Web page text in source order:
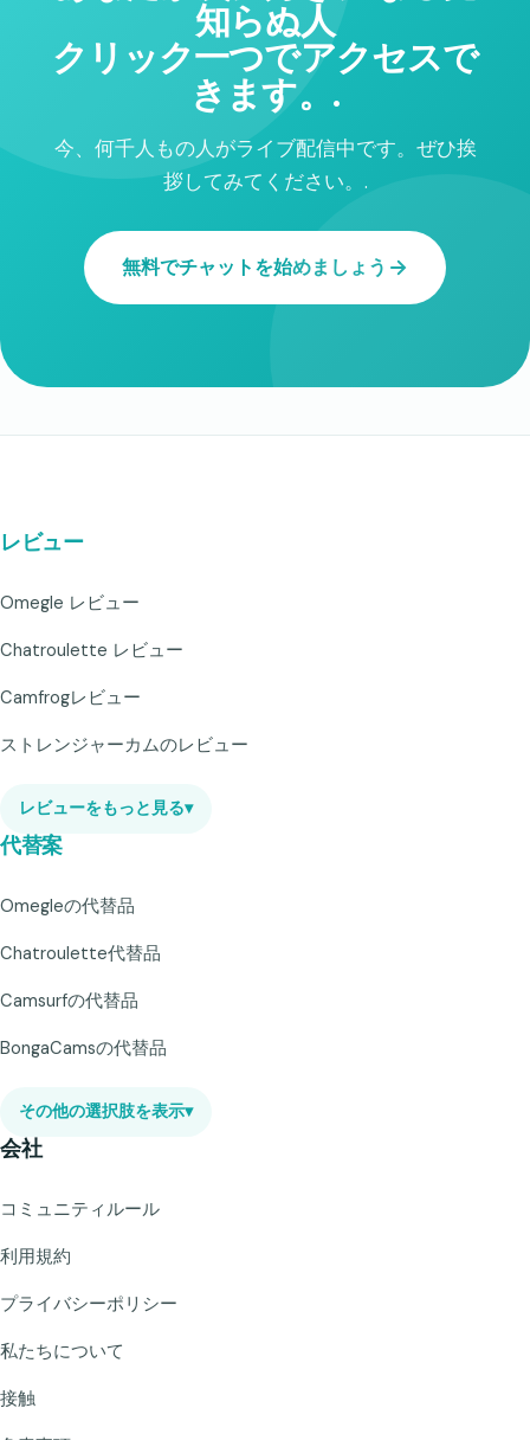
知らぬ人
クリック一つでアクセスで
きます。.
今、何千人もの人がライブ配信中です。ぜひ挨
拶してみてください。.
無料でチャットを始めましょう
レビュー
Omegle レビュー
Chatroulette レビュー
Camfrogレビュー
ストレンジャーカムのレビュー
レビューをもっと見る▾
代替案
Omegleの代替品
Chatroulette代替品
Camsurfの代替品
BongaCamsの代替品
その他の選択肢を表示▾
会社
コミュニティルール
利用規約
プライバシーポリシー
私たちについて
接触